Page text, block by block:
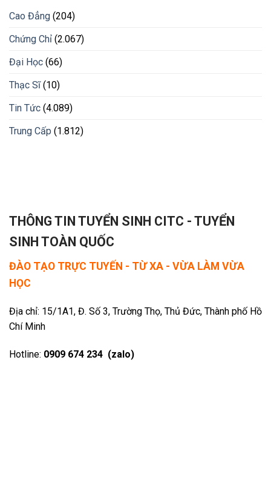
Cao Đẳng (204)
Chứng Chỉ (2.067)
Đại Học (66)
Thạc Sĩ(10)
Tin Tức (4.089)
Trung Cấp (1.812)
THÔNG TIN TUYỂN SINH CITC - TUYỂN
SINH TOÀN QUỐC
ĐÀO TẠO TRỰC TUYẾN - TỪ XA - VỪA LÀM VỪA
HỌC
Địa chỉ: 15/1A1, Đ. Số 3, Trường Thọ, Thủ Đức, Thành phố Hồ
Chí Minh
Hotline: 0909 674 234 (zalo)